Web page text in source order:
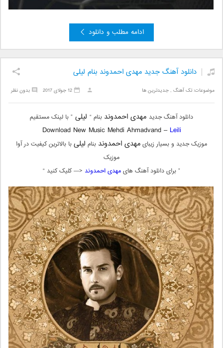
ادامه مطلب و دانلود
دانلود آهنگ جدید مهدی احمدوند بنام لیلی
موضوعات:تک آهنگ ,جدیدترین ها بدون نظر 12 جولای 2017
دانلود آهنگ جدید مهدی احمدوند بنام “ لیلی ” با لینک مستقیم
Download New Music Mehdi Ahmadvand – Leili
موزیک جدید و بسیار زیبایمهدی احمدوند بنام لیلیبا بالاترین کیفیت در آوا
موزیک
” برای دانلود آهنگ هایمهدی احمدوند <— کلیک کنید “